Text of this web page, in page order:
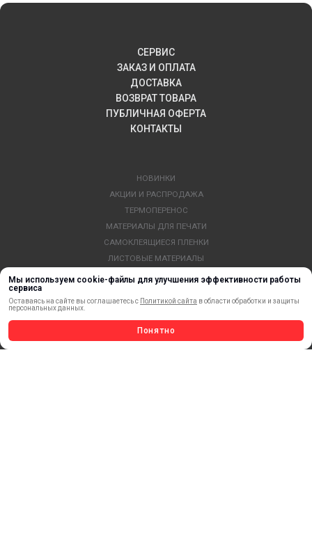
Мы используем cookie-файлы для улучшения эффективности работы
сервиса
Оставаясь на сайте вы соглашаетесь с Политикой сайта в области обработки и защиты
персональных данных.
Понятно
СЕРВИС
ЗАКАЗ И ОПЛАТА
ДОСТАВКА
ВОЗВРАТ ТОВАРА
ПУБЛИЧНАЯ ОФЕРТА
КОНТАКТЫ
НОВИНКИ
АКЦИИ И РАСПРОДАЖА
ТЕРМОПЕРЕНОС
МАТЕРИАЛЫ ДЛЯ ПЕЧАТИ
САМОКЛЕЯЩИЕСЯ ПЛЕНКИ
ЛИСТОВЫЕ МАТЕРИАЛЫ
СТЕРЖНИ И ТРУБЫ ИЗ АКРИЛА
ФЛАГШТОКИ SKYPOLE
ПРОФИЛИ И ПРОФИЛЬНЫЕ СИСТЕМЫ